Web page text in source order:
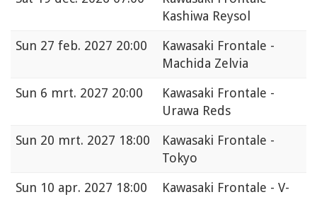
Kashiwa Reysol
Sun 27 feb. 2027 20:00
Kawasaki Frontale -
Machida Zelvia
Sun 6 mrt. 2027 20:00
Kawasaki Frontale -
Urawa Reds
Sun 20 mrt. 2027 18:00
Kawasaki Frontale -
Tokyo
Sun 10 apr. 2027 18:00
Kawasaki Frontale - V-